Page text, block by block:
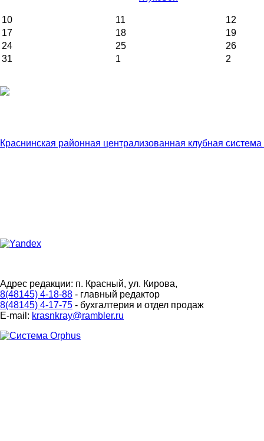
10 11
12
17
18
19
24
25
26
31
1 2
Краснинская районная централизованная клубная
Адрес редакции: п. Красный, ул. Кирова,
8(48145) 4-18-88 - главный редактор
8(48145) 4-17-75 - бухгалтерия и отдел продаж
E-mail: krasnkray@rambler.ru